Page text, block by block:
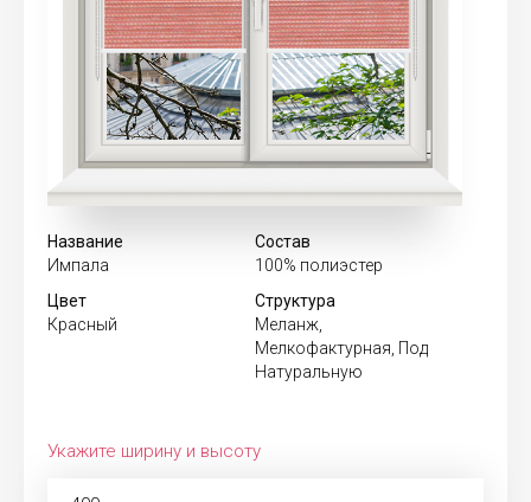
Название
Импала
Состав
100% полиэстер
Цвет
Красный
Структура
Меланж,
Мелкофактурная, Под
Натуральную
Укажите ширину и высоту